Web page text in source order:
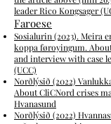
leader Rico Kongsager
Faroese
Sosialurin (2023). Meira
koppa føroyingum.
and interview with case
(UCC)
Norðlýsið (2022)
About CliCNord crises
Hvanasund
Norðlýsið (2022)